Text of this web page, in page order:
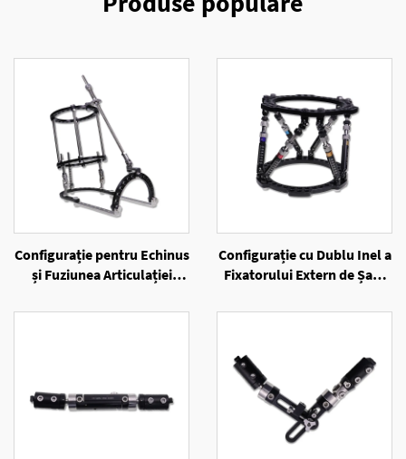
Configurație pentru Echinus
și Fuziunea Articulației
cu Inele
Configurație cu Dublu Inel a
Fixatorului Extern de Șase